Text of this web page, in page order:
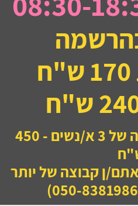
מוקדמת 170 ש"ח
מחיר מיוחד לקבוצה של 3 א/נשים - 450
ן קבוצה של יותר